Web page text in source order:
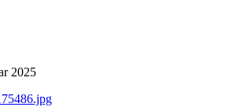
2025